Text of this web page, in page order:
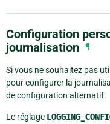
Configuration
journalisation ¶
Si vous ne souhaitez pas
pour configurer la
de configuration alternatif.
Le réglage